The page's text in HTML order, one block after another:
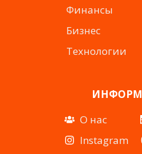
Финансы
Бизнес
Технологии
О нас
Instagram